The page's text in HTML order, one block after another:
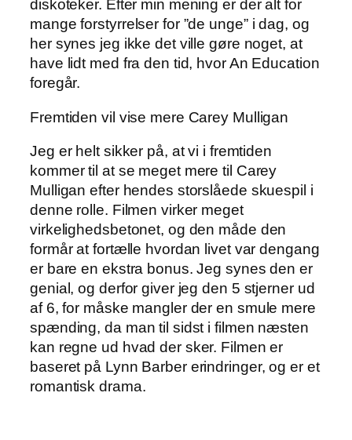
diskoteker. Efter min mening er der alt for
mange forstyrrelser for ”de unge” i dag, og
her synes jeg ikke det ville gøre noget, at
have lidt med fra den tid, hvor An Education
foregår.
Fremtiden vil vise mere Carey Mulligan
Jeg er helt sikker på, at vi i fremtiden
kommer til at se meget mere til Carey
Mulligan efter hendes storslåede skuespil i
denne rolle. Filmen virker meget
virkelighedsbetonet, og den måde den
formår at fortælle hvordan livet var dengang
er bare en ekstra bonus. Jeg synes den er
genial, og derfor giver jeg den 5 stjerner ud
af 6, for måske mangler der en smule mere
spænding, da man til sidst i filmen næsten
kan regne ud hvad der sker. Filmen er
baseret på Lynn Barber erindringer, og er et
romantisk drama.